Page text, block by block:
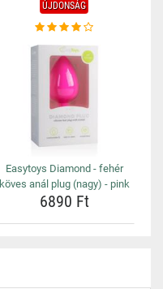
ÚJDONSÁG
Easytoys Diamond - fehér
köves anál plug (nagy) - pink
6890 Ft